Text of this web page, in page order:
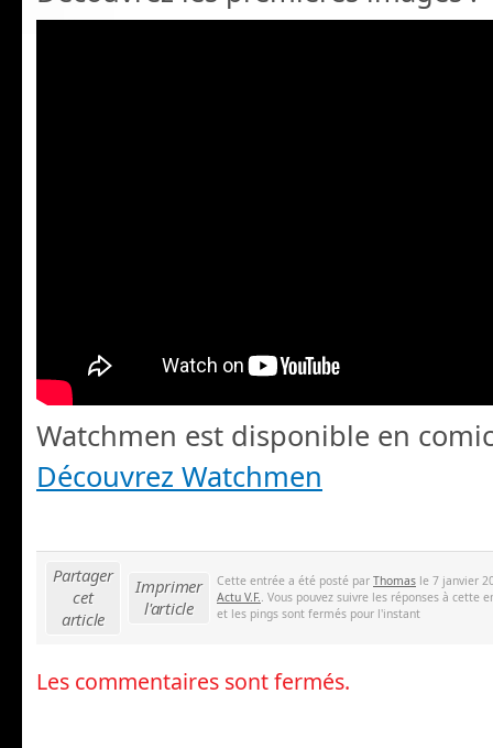
Watchmen est disponible en
Découvrez Watchmen
Partager
cet
article
Imprimer
l'article
Cette entrée a été posté par Thomas le 7 janvier
Actu V.F. . Vous pouvez suivre les réponses à cette
et les pings sont fermés pour l'instant
Les commentaires sont fermés.